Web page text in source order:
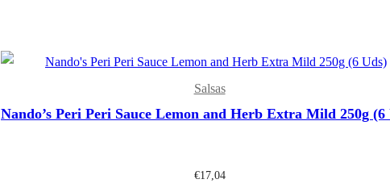
Salsas
Nando’s Peri Peri Sauce Lemon and Herb Extra Mild 250g (6
€17,04